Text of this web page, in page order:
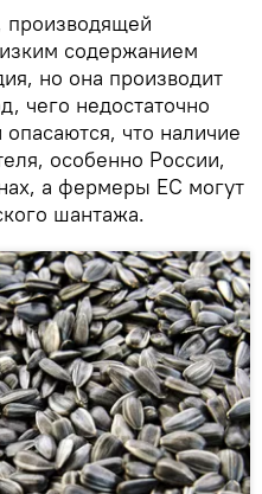
производящей
содержанием
но она производит
чего недостаточно
что наличие
особенно России,
а фермеры ЕС могут
шантажа.